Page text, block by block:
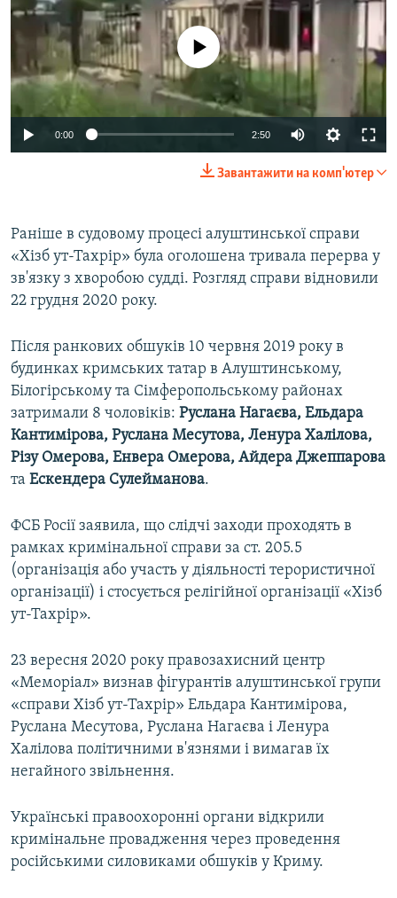
No media source currently available
0:00 2:50
Завантажити на комп'ютер
Раніше в судовому процесі алуштинської справи
«Хізб ут-Тахрір» була оголошена тривала перерва у
зв'язку з хворобою судді. Розгляд справи відновили
22 грудня 2020 року.
Після ранкових обшуків 10 червня 2019 року в
будинках кримських татар в Алуштинському,
Білогірському та Сімферопольському районах
затримали 8 чоловіків: Руслана Нагаєва, Ельдара
Кантимірова, Руслана Месутова, Ленура Халілова,
Різу Омерова, Енвера Омерова, Айдера Джеппарова
та Ескендера Сулейманова.
ФСБ Росії заявила, що слідчі заходи проходять в
рамках кримінальної справи за ст. 205.5
(організація або участь у діяльності терористичної
організації) і стосується релігійної організації «Хізб
ут-Тахрір».
23 вересня 2020 року правозахисний центр
«Меморіал» визнав фігурантів алуштинської групи
«справи Хізб ут-Тахрір» Ельдара Кантимірова,
Руслана Месутова, Руслана Нагаєва і Ленура
Халілова політичними в'язнями і вимагав їх
негайного звільнення.
Українські правоохоронні органи відкрили
кримінальне провадження через проведення
російськими силовиками обшуків у Криму.